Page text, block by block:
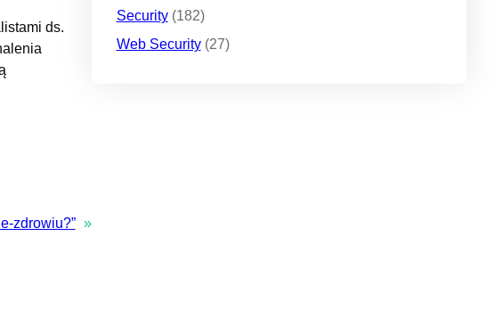
ds.
zdrowiu?” »
Security(182)
Web Security(27)